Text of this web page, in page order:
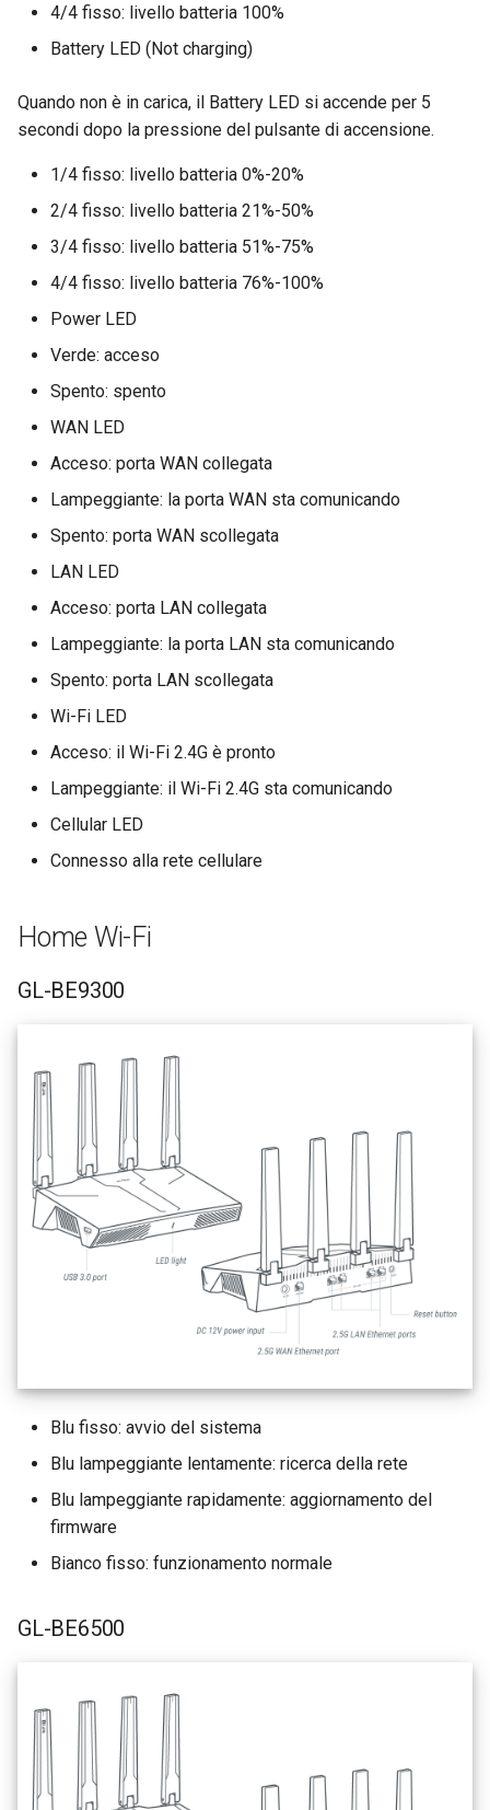
4/4 fisso: livello batteria 100%
Battery LED (Not charging)
Quando non è in carica, il Battery LED si accende per 5
secondi dopo la pressione del pulsante di accensione.
1/4 fisso: livello batteria 0%-20%
2/4 fisso: livello batteria 21%-50%
3/4 fisso: livello batteria 51%-75%
4/4 fisso: livello batteria 76%-100%
Power LED
Verde: acceso
Spento: spento
WAN LED
Acceso: porta WAN collegata
Lampeggiante: la porta WAN sta comunicando
Spento: porta WAN scollegata
LAN LED
Acceso: porta LAN collegata
Lampeggiante: la porta LAN sta comunicando
Spento: porta LAN scollegata
Wi-Fi LED
Acceso: il Wi-Fi 2.4G è pronto
Lampeggiante: il Wi-Fi 2.4G sta comunicando
Cellular LED
Connesso alla rete cellulare
Home Wi-Fi
GL-BE9300
Blu fisso: avvio del sistema
Blu lampeggiante lentamente: ricerca della rete
Blu lampeggiante rapidamente: aggiornamento del
firmware
Bianco fisso: funzionamento normale
GL-BE6500